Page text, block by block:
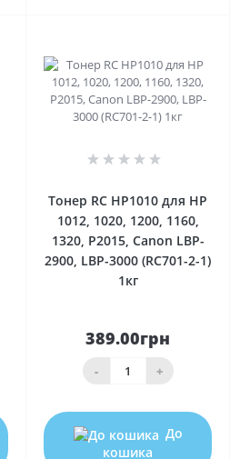
Тонер RC HP1010 для HP
1012, 1020, 1200, 1160,
1320, P2015, Canon LBP-
2900, LBP-3000 (RC701-2-1)
1кг
389.00грн
- +
До
кошика